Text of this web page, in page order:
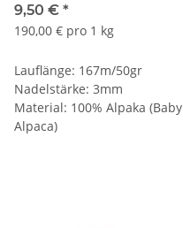
9,50 € *
190,00 € pro 1 kg
Lauflänge: 167m/50gr
Nadelstärke: 3mm
Material: 100% Alpaka (Baby
Alpaca)